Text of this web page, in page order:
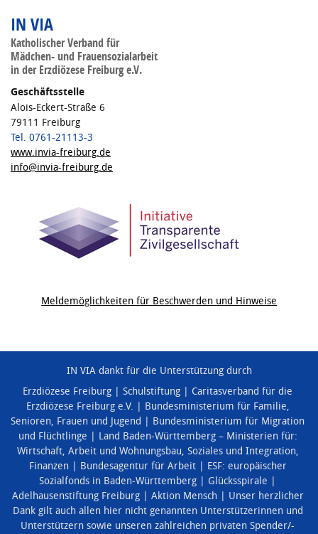
IN VIA
Katholischer Verband für
Mädchen- und Frauensozialarbeit
in der Erzdiözese Freiburg e.V.
Geschäftsstelle
Alois-Eckert-Straße 6
79111 Freiburg
Tel. 0761-21113-3
www.invia-freiburg.de
info@invia-freiburg.de
Meldemöglichkeiten für Beschwerden und Hinweise
IN VIA dankt für die Unterstützung durch
Erzdiözese Freiburg
Schulstiftung
Caritasverband für die
Erzdiözese Freiburg e.V.
Bundesministerium für Familie,
Senioren, Frauen und Jugend
Bundesministerium für Migration
und Flüchtlinge
Land Baden-Württemberg – Ministerien für:
Wirtschaft, Arbeit und Wohnungsbau, Soziales und Integration,
Finanzen
Bundesagentur für Arbeit
ESF: europäischer
Sozialfonds in Baden-Württemberg
Glücksspirale
Adelhausenstiftung Freiburg
Aktion Mensch
Unser herzlicher
Dank gilt auch allen hier nicht genannten Unterstützerinnen und
Unterstützern sowie unseren zahlreichen privaten Spender/-